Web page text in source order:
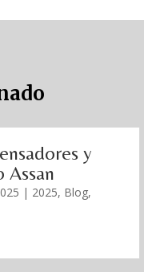
y
Assan
| 2025, Blog,